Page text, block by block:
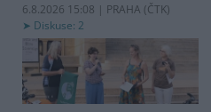
6.8.2026 15:08 | PRAHA (ČTK)
Diskuse: 2